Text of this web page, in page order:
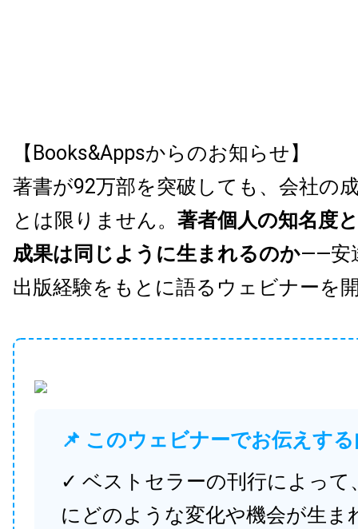
【Books&Appsからのお知らせ】
著書が92万部を突破しても、会社の
とは限りません。 著者個人の知名度
成果は同じように生まれるのか——安
出版経験をもとに語るウェビナーを
📌 このウェビナーでお伝えす
✓ ベストセラーの刊行によって
にどのような変化や機会が生ま